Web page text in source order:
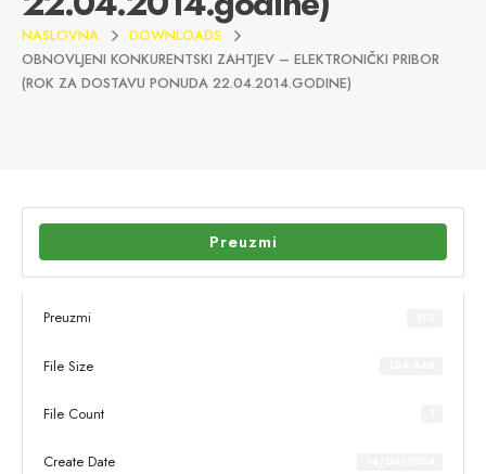
NASLOVNA
DOWNLOADS
OBNOVLJENI KONKURENTSKI ZAHTJEV – ELEKTRONIČKI PRIBOR
(ROK ZA DOSTAVU PONUDA 22.04.2014.GODINE)
Preuzmi
Preuzmi
File Size
File Count
Create Date